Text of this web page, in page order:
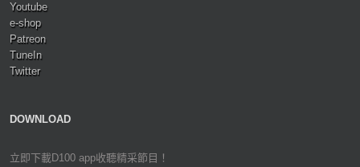
Youtube
e-shop
Patreon
TuneIn
Twitter
DOWNLOAD
立即下載D100 app收聽精采節目！